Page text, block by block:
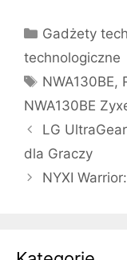
Kategorie
Gadżety
technologiczne
Tagi
NWA130BE,
NWA130BE
LG
dla Graczy
NYXI